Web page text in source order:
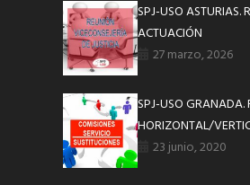
SPJ-USO ASTURIAS.
ACTUACIÓN
27 marzo, 2026
SPJ-USO GRANADA.
HORIZONTAL/
23 junio, 2020